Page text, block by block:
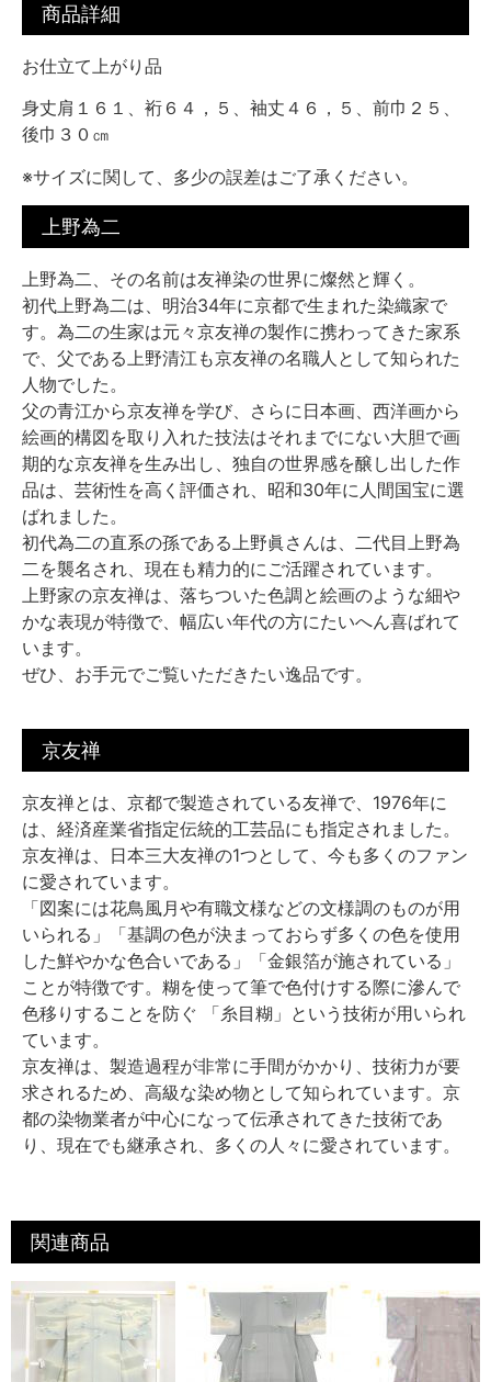
商品詳細
お仕立て上がり品
身丈肩１６１、裄６４，５、袖丈４６，５、前巾２５、
後巾３０㎝
※サイズに関して、多少の誤差はご了承ください。
上野為二
上野為二、その名前は友禅染の世界に燦然と輝く。
初代上野為二は、明治34年に京都で生まれた染織家で
す。為二の生家は元々京友禅の製作に携わってきた家系
で、父である上野清江も京友禅の名職人として知られた
人物でした。
父の青江から京友禅を学び、さらに日本画、西洋画から
絵画的構図を取り入れた技法はそれまでにない大胆で画
期的な京友禅を生み出し、独自の世界感を醸し出した作
品は、芸術性を高く評価され、昭和30年に人間国宝に選
ばれました。
初代為二の直系の孫である上野眞さんは、二代目上野為
二を襲名され、現在も精力的にご活躍されています。
上野家の京友禅は、落ちついた色調と絵画のような細や
かな表現が特徴で、幅広い年代の方にたいへん喜ばれて
います。
ぜひ、お手元でご覧いただきたい逸品です。
京友禅
京友禅とは、京都で製造されている友禅で、1976年に
は、経済産業省指定伝統的工芸品にも指定されました。
京友禅は、日本三大友禅の1つとして、今も多くのファン
に愛されています。
「図案には花鳥風月や有職文様などの文様調のものが用
いられる」「基調の色が決まっておらず多くの色を使用
した鮮やかな色合いである」「金銀箔が施されている」
ことが特徴です。糊を使って筆で色付けする際に滲んで
色移りすることを防ぐ 「糸目糊」という技術が用いられ
ています。
京友禅は、製造過程が非常に手間がかかり、技術力が要
求されるため、高級な染め物として知られています。京
都の染物業者が中心になって伝承されてきた技術であ
り、現在でも継承され、多くの人々に愛されています。
関連商品